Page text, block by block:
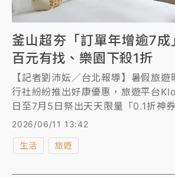
釜山超夯「訂單年增逾7
百元有找、樂園下殺1折
【記者劉沛妘／台北報導】暑假旅
行社紛紛推出好康優惠，旅遊平台
日至7月5日祭出天天限量「0.1折神
100元，就能入手全球人氣飯店與行
全球樂園1折、交通3折等優惠；另外
激省優惠，出國最低免2萬。
2026/06/11 13:42
生活 旅遊